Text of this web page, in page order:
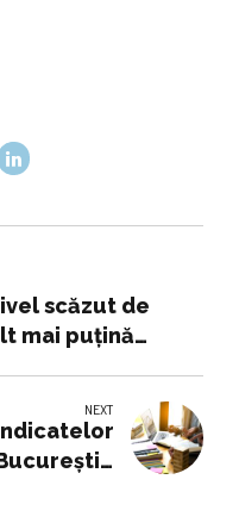
scăzut de
mai puțină
mai mică decât
NEXT
-